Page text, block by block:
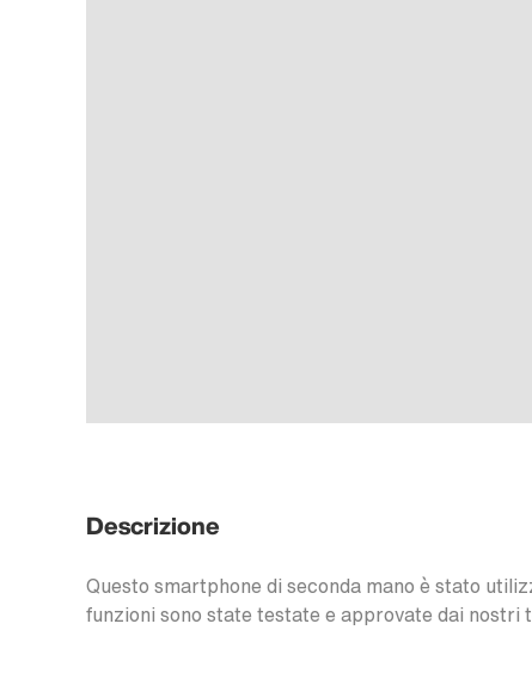
Descrizione
Questo smartphone di seconda mano è stato
funzioni sono state testate e approvate dai nostri